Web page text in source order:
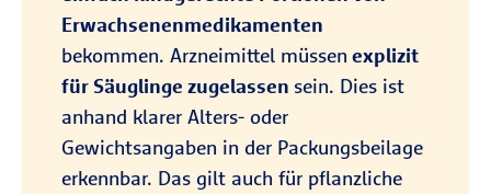
Erwachsenenmedikamenten
bekommen. Arzneimittel müssen explizit
für Säuglinge zugelassen sein. Dies ist
anhand klarer Alters- oder
Gewichtsangaben in der Packungsbeilage
erkennbar. Das gilt auch für pflanzliche